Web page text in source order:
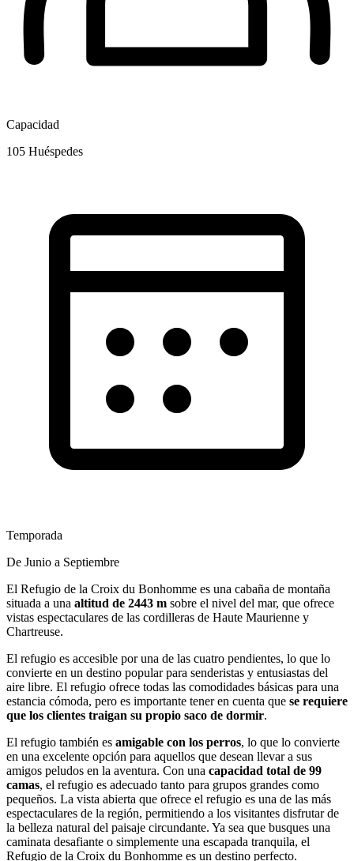
Capacidad
105 Huéspedes
Temporada
De Junio a Septiembre
El Refugio de la Croix du Bonhomme es una cabaña de montaña
situada a una altitud de 2443 m sobre el nivel del mar, que ofrece
vistas espectaculares de las cordilleras de Haute Maurienne y
Chartreuse.
El refugio es accesible por una de las cuatro pendientes, lo que lo
convierte en un destino popular para senderistas y entusiastas del
aire libre. El refugio ofrece todas las comodidades básicas para una
estancia cómoda, pero es importante tener en cuenta que se requiere
que los clientes traigan su propio saco de dormir.
El refugio también es amigable con los perros, lo que lo convierte
en una excelente opción para aquellos que desean llevar a sus
amigos peludos en la aventura. Con una capacidad total de 99
camas, el refugio es adecuado tanto para grupos grandes como
pequeños. La vista abierta que ofrece el refugio es una de las más
espectaculares de la región, permitiendo a los visitantes disfrutar de
la belleza natural del paisaje circundante. Ya sea que busques una
caminata desafiante o simplemente una escapada tranquila, el
Refugio de la Croix du Bonhomme es un destino perfecto.